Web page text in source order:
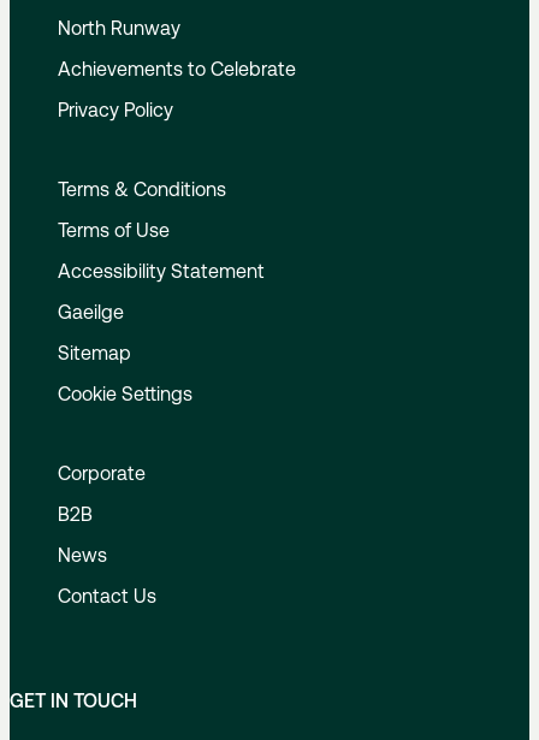
North Runway
Achievements to Celebrate
Privacy Policy
Terms & Conditions
Terms of Use
Accessibility Statement
Gaeilge
Sitemap
Cookie Settings
Corporate
B2B
News
Contact Us
GET IN TOUCH